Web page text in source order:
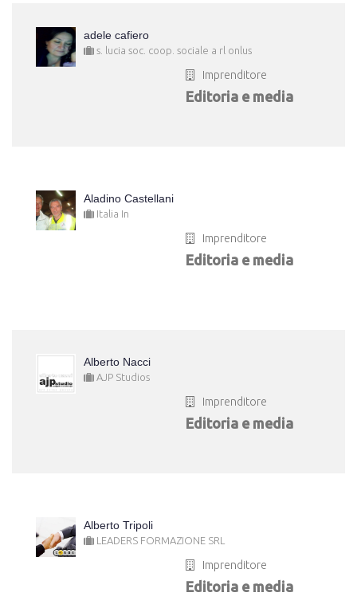
adele cafiero
s. lucia soc. coop. sociale a rl onlus
Imprenditore
Editoria e media
Aladino Castellani
Italia In
Imprenditore
Editoria e media
Alberto Nacci
AJP Studios
Imprenditore
Editoria e media
Alberto Tripoli
LEADERS FORMAZIONE SRL
Imprenditore
Editoria e media